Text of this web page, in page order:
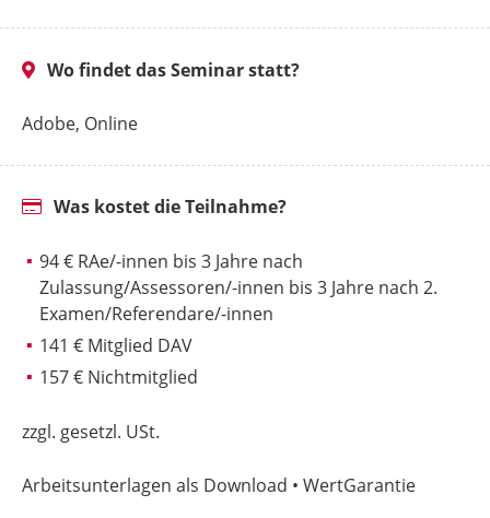
Wo findet das Seminar statt?
Adobe, Online
Was kostet die Teilnahme?
94 € RAe/-innen bis 3 Jahre nach
Zulassung/Assessoren/-innen bis 3 Jahre nach 2.
Examen/Referendare/-innen
141 € Mitglied DAV
157 € Nichtmitglied
zzgl. gesetzl. USt.
Arbeitsunterlagen als Download • WertGarantie